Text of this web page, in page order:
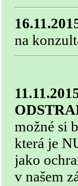
na
možné si
která je
jako
v našem